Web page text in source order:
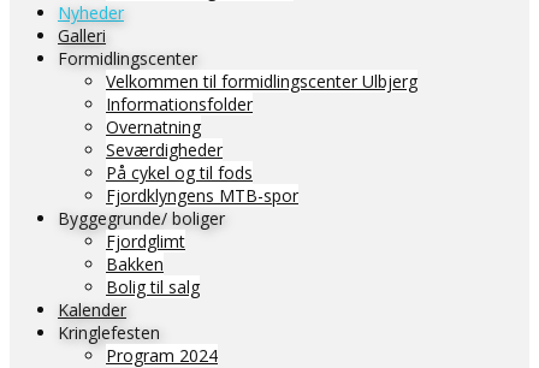
Nyheder
Galleri
Formidlingscenter
Velkommen til formidlingscenter Ulbjerg
Informationsfolder
Overnatning
Seværdigheder
På cykel og til fods
Fjordklyngens MTB-spor
Byggegrunde/ boliger
Fjordglimt
Bakken
Bolig til salg
Kalender
Kringlefesten
Program 2024